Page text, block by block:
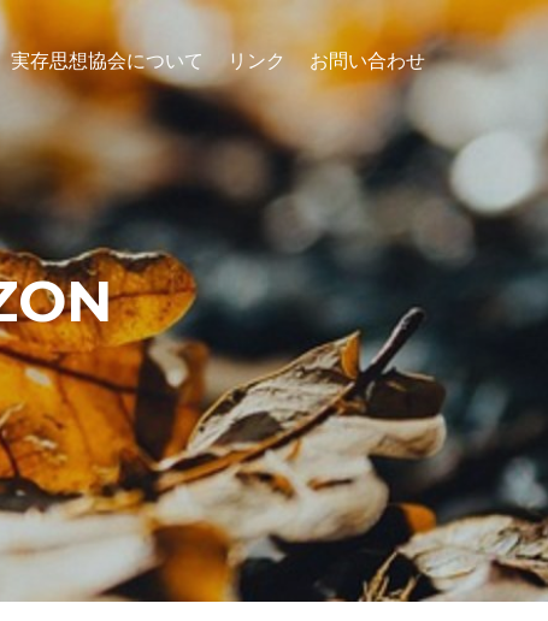
実存思想協会について リンク お問い合わせ